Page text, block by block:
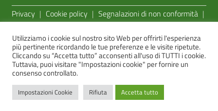
Sezione Link Utili
Privacy | Cookie policy | Segnalazioni di non conformità |
AgID
Sito realizzato dallae-Linking Online Systems S.r.l.
Utilizziamo i cookie sul nostro sito Web per offrirti l'esperienza
più pertinente ricordando le tue preferenze e le visite ripetute.
Cliccando su “Accetta tutto” acconsenti all'uso di TUTTI i cookie.
Tuttavia, puoi visitare "Impostazioni cookie" per fornire un
consenso controllato.
Impostazioni Cookie Rifiuta Accetta tutto